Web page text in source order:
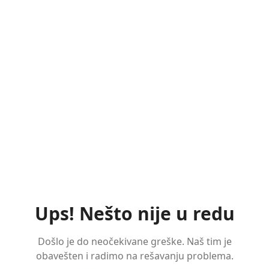
Ups! Nešto nije u redu
Došlo je do neočekivane greške. Naš tim je
obavešten i radimo na rešavanju problema.